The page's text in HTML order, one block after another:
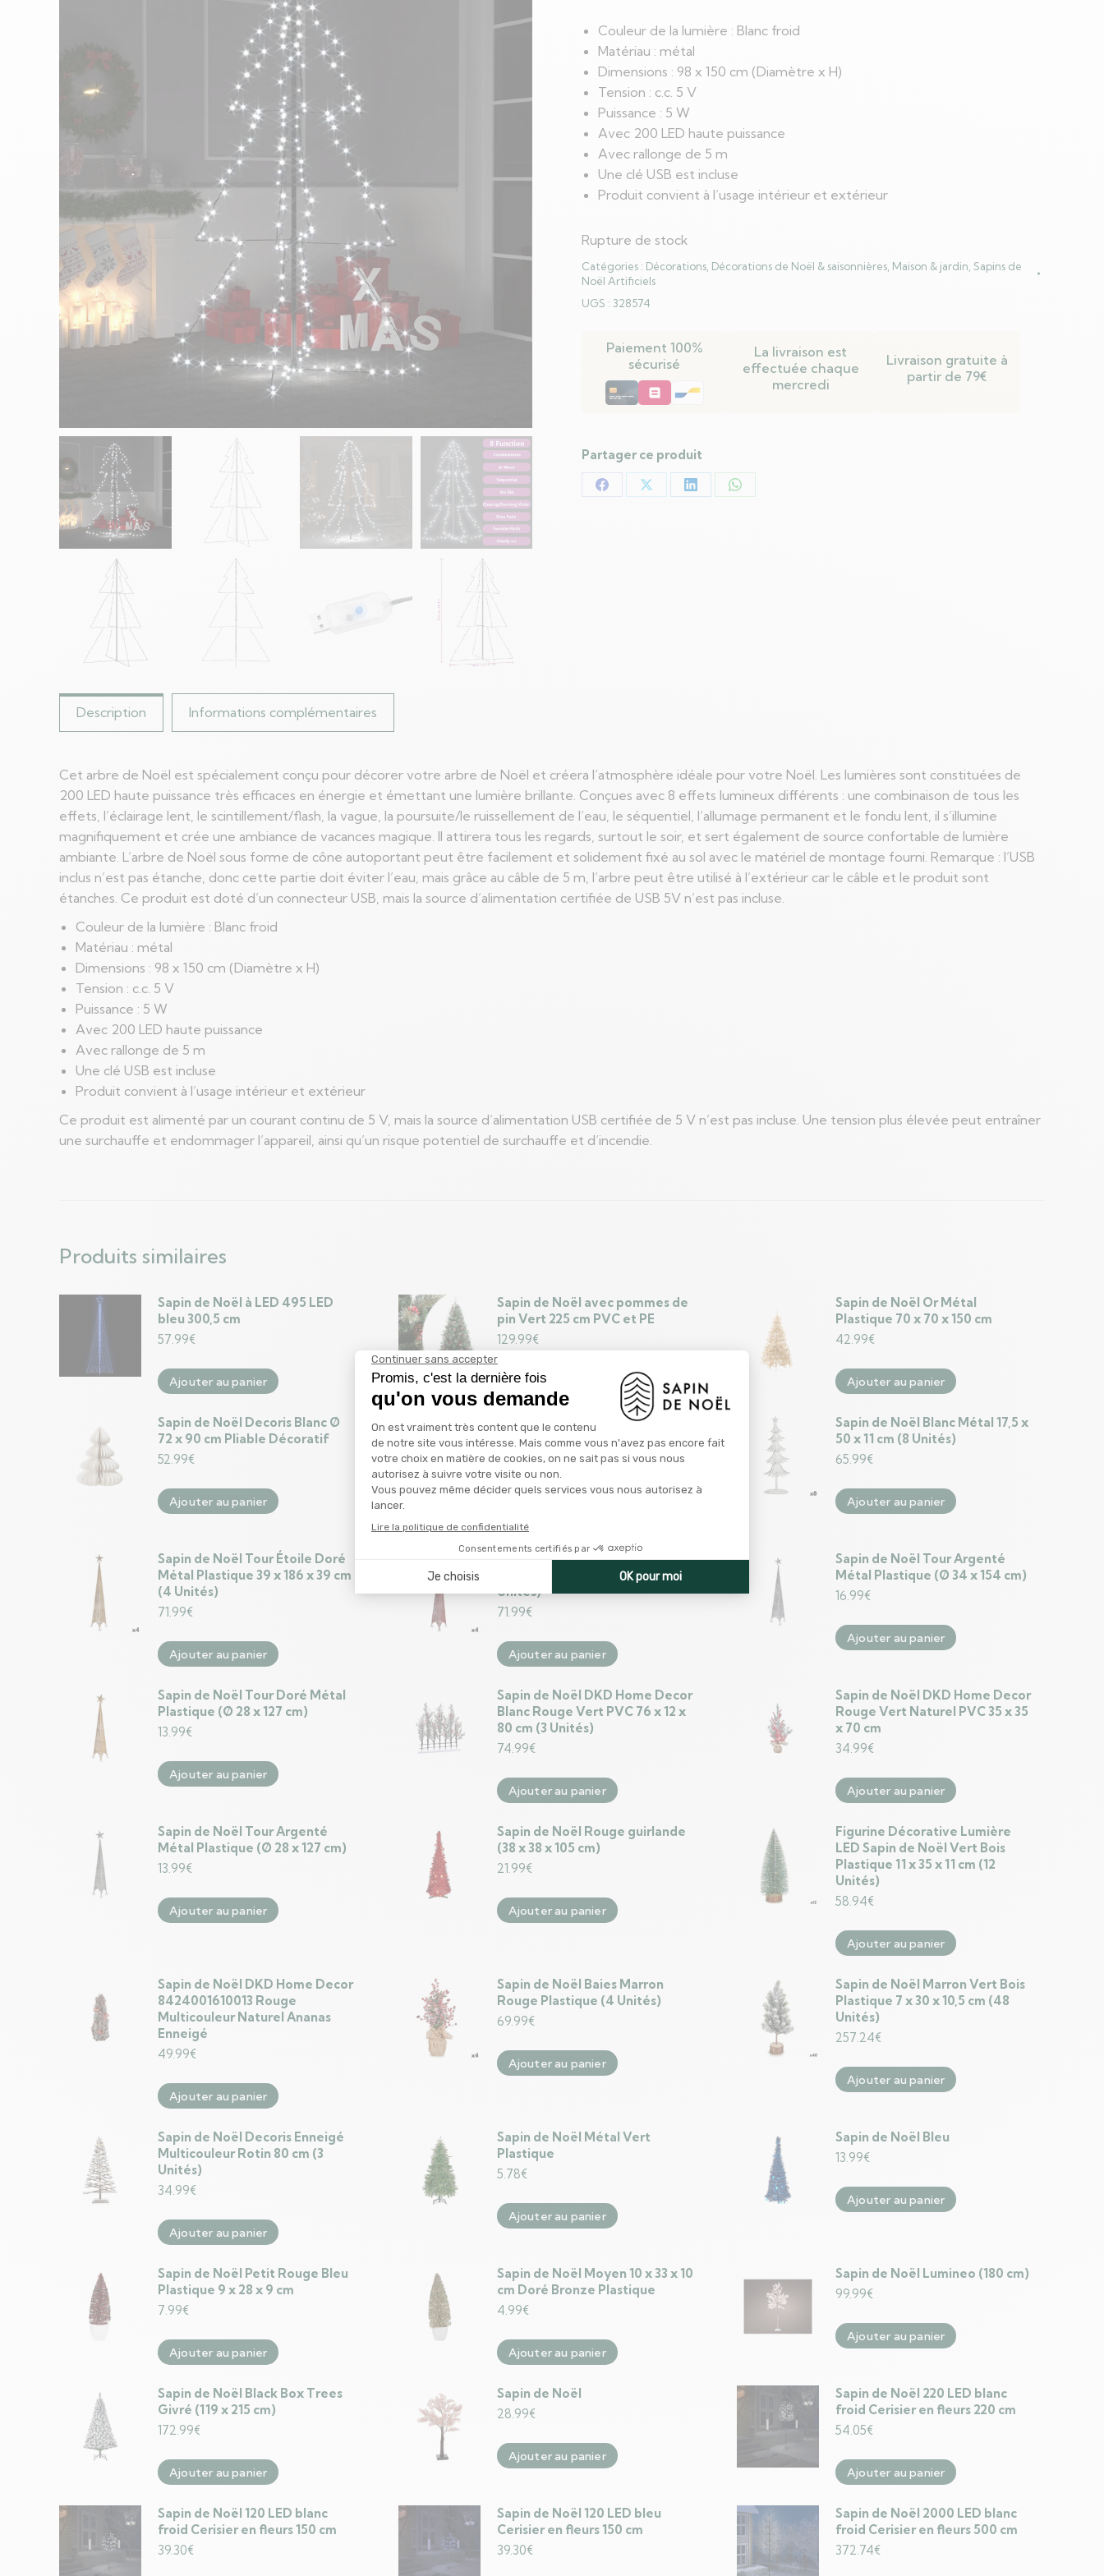
Couleur de la lumière : Blanc froid
Matériau : métal
Dimensions : 98 x 150 cm (Diamètre x H)
Tension : c.c. 5 V
Puissance : 5 W
Avec 200 LED haute puissance
Avec rallonge de 5 m
Une clé USB est incluse
Produit convient à l’usage intérieur et extérieur
Rupture de stock
Catégories : Décorations Décorations de Noël & saisonnières Maison & jardin Sapins de
Noël Artificiels
UGS : 328574
Paiement 100%
sécurisé
La livraison est
effectuée chaque
mercredi
Livraison gratuite à
partir de 79€
Partager ce produit
PartagerPartagerPartagerPartager
Description Informations complémentaires
Cet arbre de Noël est spécialement conçu pour décorer votre arbre de Noël et créera l’atmosphère idéale pour votre Noël. Les lumières sont constituées de
200 LED haute puissance très efficaces en énergie et émettant une lumière brillante. Conçues avec 8 effets lumineux différents : une combinaison de tous les
effets, l’éclairage lent, le scintillement/flash, la vague, la poursuite/le ruissellement de l’eau, le séquentiel, l’allumage permanent et le fondu lent, il s’illumine
magnifiquement et crée une ambiance de vacances magique. Il attirera tous les regards, surtout le soir, et sert également de source confortable de lumière
ambiante. L’arbre de Noël sous forme de cône autoportant peut être facilement et solidement fixé au sol avec le matériel de montage fourni. Remarque : l’USB
inclus n’est pas étanche, donc cette partie doit éviter l’eau, mais grâce au câble de 5 m, l’arbre peut être utilisé à l’extérieur car le câble et le produit sont
étanches. Ce produit est doté d’un connecteur USB, mais la source d’alimentation certifiée de USB 5V n’est pas incluse.
Couleur de la lumière : Blanc froid
Matériau : métal
Dimensions : 98 x 150 cm (Diamètre x H)
Tension : c.c. 5 V
Puissance : 5 W
Avec 200 LED haute puissance
Avec rallonge de 5 m
Une clé USB est incluse
Produit convient à l’usage intérieur et extérieur
Ce produit est alimenté par un courant continu de 5 V, mais la source d’alimentation USB certifiée de 5 V n’est pas incluse. Une tension plus élevée peut entraîner
une surchauffe et endommager l’appareil, ainsi qu’un risque potentiel de surchauffe et d’incendie.
Produits similaires
Sapin de Noël à LED 495 LED
bleu 300,5 cm
57.99€
Ajouter au panier
Sapin de Noël avec pommes de
pin Vert 225 cm PVC et PE
129.99€
Ajouter au panier
Sapin de Noël Or Métal
Plastique 70 x 70 x 150 cm
42.99€
Ajouter au panier
Sapin de Noël Decoris Blanc Ø
72 x 90 cm Pliable Décoratif
52.99€
Ajouter au panier
Sapin de Noël DKD Home Decor
PVC LED Enneigé (100 x 100 x
150 cm)
90.99€
Sapin de Noël Blanc Métal 17,5 x
50 x 11 cm (8 Unités)
65.99€
Ajouter au panier
Sapin de Noël Tour Étoile Doré
Métal Plastique 39 x 186 x 39 cm
(4 Unités)
71.99€
Ajouter au panier
Sapin de Noël Tour Rouge Métal
Plastique 39 x 186 x 39 cm (4
Unités)
71.99€
Ajouter au panier
Sapin de Noël Tour Argenté
Métal Plastique (Ø 34 x 154 cm)
16.99€
Ajouter au panier
Sapin de Noël Tour Doré Métal
Plastique (Ø 28 x 127 cm)
13.99€
Ajouter au panier
Sapin de Noël DKD Home Decor
Blanc Rouge Vert PVC 76 x 12 x
80 cm (3 Unités)
74.99€
Ajouter au panier
Sapin de Noël DKD Home Decor
Rouge Vert Naturel PVC 35 x 35
x 70 cm
34.99€
Ajouter au panier
Sapin de Noël Tour Argenté
Métal Plastique (Ø 28 x 127 cm)
13.99€
Ajouter au panier
Sapin de Noël Rouge guirlande
(38 x 38 x 105 cm)
21.99€
Ajouter au panier
Figurine Décorative Lumière
LED Sapin de Noël Vert Bois
Plastique 11 x 35 x 11 cm (12
Unités)
58.94€
Ajouter au panier
Sapin de Noël DKD Home Decor
8424001610013 Rouge
Multicouleur Naturel Ananas
Enneigé
49.99€
Ajouter au panier
Sapin de Noël Baies Marron
Rouge Plastique (4 Unités)
69.99€
Ajouter au panier
Sapin de Noël Marron Vert Bois
Plastique 7 x 30 x 10,5 cm (48
Unités)
257.24€
Ajouter au panier
Sapin de Noël Decoris Enneigé
Multicouleur Rotin 80 cm (3
Unités)
34.99€
Ajouter au panier
Sapin de Noël Métal Vert
Plastique
5.78€
Ajouter au panier
Sapin de Noël Bleu
13.99€
Ajouter au panier
Sapin de Noël Petit Rouge Bleu
Plastique 9 x 28 x 9 cm
7.99€
Ajouter au panier
Sapin de Noël Moyen 10 x 33 x 10
cm Doré Bronze Plastique
4.99€
Ajouter au panier
Sapin de Noël Lumineo (180 cm)
99.99€
Ajouter au panier
Sapin de Noël Black Box Trees
Givré (119 x 215 cm)
172.99€
Ajouter au panier
Sapin de Noël
28.99€
Ajouter au panier
Sapin de Noël 220 LED blanc
froid Cerisier en fleurs 220 cm
54.05€
Ajouter au panier
Sapin de Noël 120 LED blanc
froid Cerisier en fleurs 150 cm
39.30€
Sapin de Noël 120 LED bleu
Cerisier en fleurs 150 cm
39.30€
Sapin de Noël 2000 LED blanc
froid Cerisier en fleurs 500 cm
372.74€